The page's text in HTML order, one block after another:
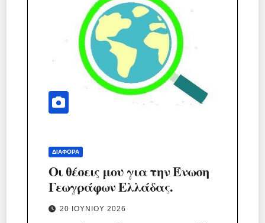
ΔΙΆΦΟΡΑ
Οι θέσεις μου για την Ένωση
Γεωγράφων Ελλάδας.
20 ΙΟΥΝΊΟΥ 2026